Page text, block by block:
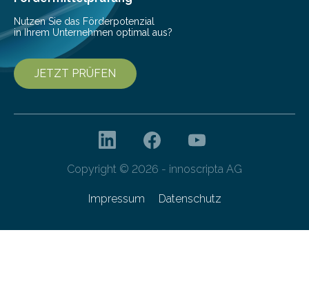
entwickelt. Mit nur…
Nutzen Sie das Förderpotenzial
in Ihrem Unternehmen optimal aus?
JETZT PRÜFEN
Copyright © 2026 - innoscripta AG
Impressum Datenschutz